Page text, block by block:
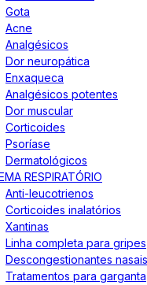
Gota
Acne
Analgésicos
Dor neuropática
Enxaqueca
Analgésicos potentes
Dor muscular
Corticoides
Psoríase
Dermatológicos
RESPIRATÓRIO
Anti-leucotrienos
Corticoides inalatórios
Xantinas
Linha completa para gripes
Descongestionantes
Tratamentos para garganta